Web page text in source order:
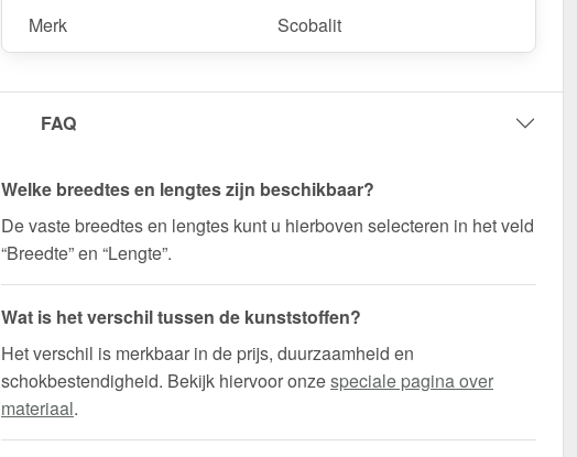
Merk Scobalit
FAQ
Welke breedtes en lengtes zijn beschikbaar?
De vaste breedtes en lengtes kunt u hierboven selecteren in het veld
“Breedte” en “Lengte”.
Wat is het verschil tussen de kunststoffen?
Het verschil is merkbaar in de prijs, duurzaamheid en
schokbestendigheid. Bekijk hiervoor onzespeciale pagina over
materiaal.